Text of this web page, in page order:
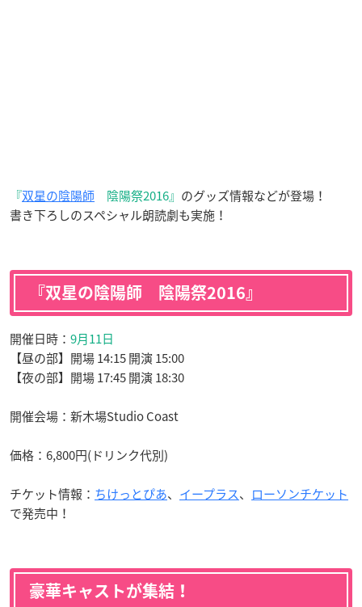
『双星の陰陽師 陰陽祭2016』 のグッズ情報などが登場！
書き下ろしのスペシャル朗読劇も実施！
『双星の陰陽師 陰陽祭2016』
開催日時： 9月11日
【昼の部】開場 14:15 開演 15:00
【夜の部】開場 17:45 開演 18:30
開催会場：新木場Studio Coast
価格：6,800円(ドリンク代別)
チケット情報： ちけっとぴあ、 イープラス、 ローソンチケット
で発売中！
豪華キャストが集結！